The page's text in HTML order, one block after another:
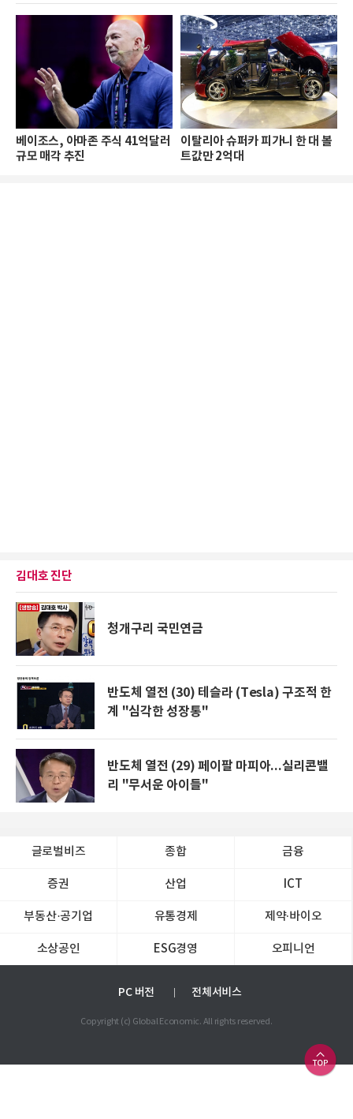
베이조스, 아마존 주식 41억달러
규모 매각 추진
이탈리아 슈퍼카 피가니 한 대 볼
트값만 2억대
김대호 진단
청개구리 국민연금
반도체 열전 (30) 테슬라 (Tesla) 구조적 한
계 "심각한 성장통"
반도체 열전 (29) 페이팔 마피아...실리콘밸
리 "무서운 아이들"
글로벌비즈 종합 금융
증권 산업 ICT
부동산·공기업 유통경제 제약∙바이오
소상공인 ESG경영 오피니언
PC 버전 전체서비스
Copyright (c) Global Economic. All rights reserved.